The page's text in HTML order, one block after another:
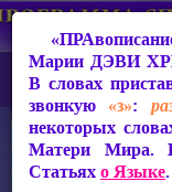
Марии ДЭВИ
В словах
звонкую «з»:
некоторых
Матери Мира.
Статьяхо Языке.